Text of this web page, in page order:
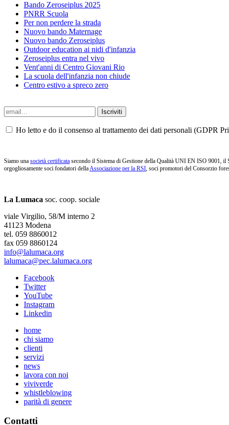
Bando Zeroseiplus 2025
PNRR Scuola
Per non perdere la strada
Nuovo bando Maternage
Nuovo bando Zeroseiplus
Outdoor education ai nidi d'infanzia
Zeroseiplus entra nel vivo
Vent'anni di Centro Giovani Rio
La scuola dell'infanzia non chiude
Centro estivo a spreco zero
Ho letto e do il consenso al trattamento dei dati personali (GDPR
Siamo una società certificata secondo il Sistema di Gestione della Qualità UNI EN ISO 9001,
orgogliosamente soci fondatori dellaAssociazione per la RSI, soci promotori del Consorzio
La Lumaca soc. coop. sociale
viale Virgilio, 58/M interno 2
41123 Modena
tel. 059 8860012
fax 059 8860124
info@lalumaca.org
lalumaca@pec.lalumaca.org
Facebook
Twitter
YouTube
Instagram
Linkedin
home
chi siamo
clienti
servizi
news
lavora con noi
viviverde
whistleblowing
parità di genere
Contatti